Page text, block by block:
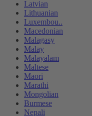
Latvian
Lithuanian
Luxembou..
Macedonian
Malagasy
Malay
Malayalam
Maltese
Maori
Marathi
Mongolian
Burmese
Nepali